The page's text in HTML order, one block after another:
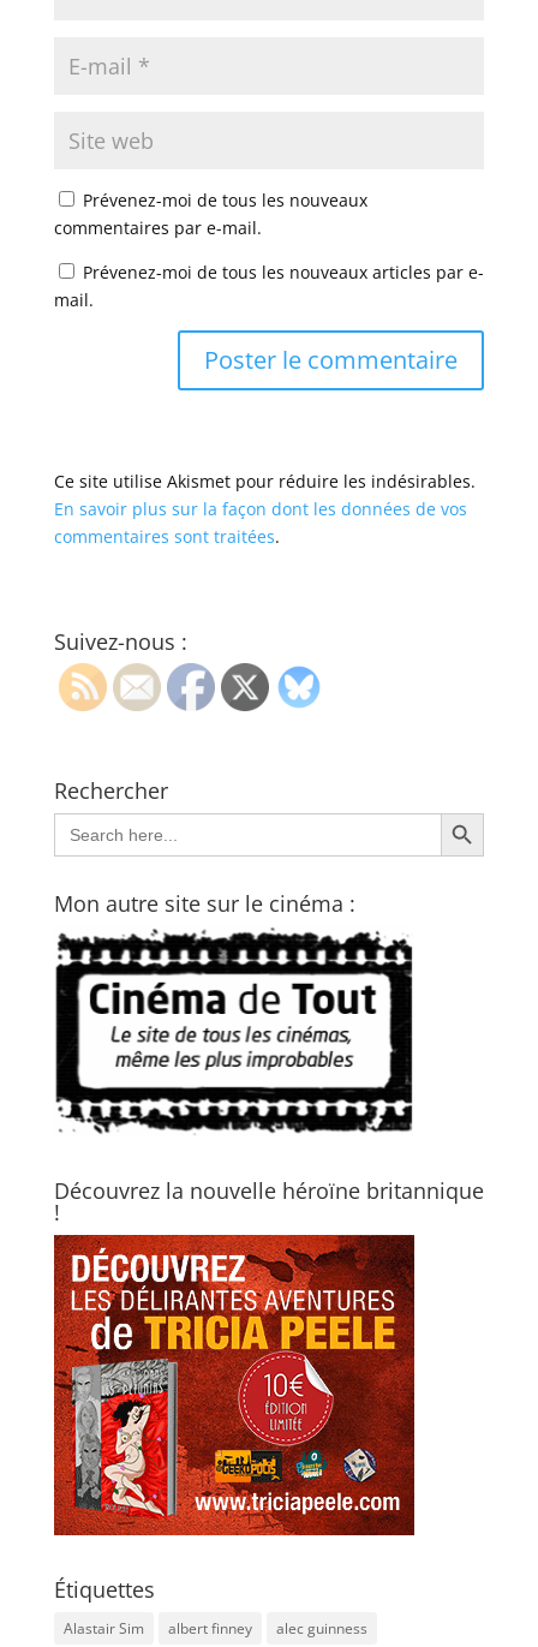
Prévenez-moi de tous les nouveaux
commentaires par e-mail.
Prévenez-moi de tous les nouveaux articles par e-
mail.
Ce site utilise Akismet pour réduire les indésirables.
En savoir plus sur la façon dont les données de vos
commentaires sont traitées.
Suivez-nous :
Rechercher
Search
for:
Search Button
Mon autre site sur le cinéma :
Découvrez la nouvelle héroïne britannique
!
Étiquettes
Alastair Sim albert finney
alec guinness